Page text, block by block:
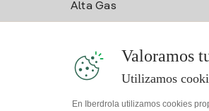
Alta Gas
Valoramos
Utilizamos
En Iberdrola utilizamos cookies